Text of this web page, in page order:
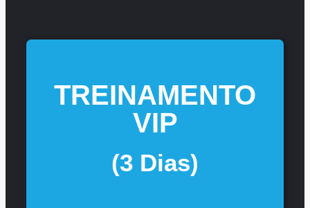
TREINAMENTO
VIP
(3 Dias)